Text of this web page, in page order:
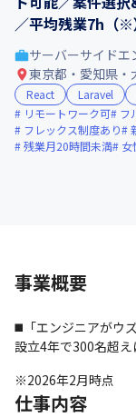
／平均残業7h（※
サーバーサイドエ
東京都・愛知県・
React Laravel
リモートワーク可
フ
フレックス制度あり
残業月20時間未満
女
事業概要
◼️「エンジニアがウ
設立4年で300名超
※2026年2月時点
仕事内容